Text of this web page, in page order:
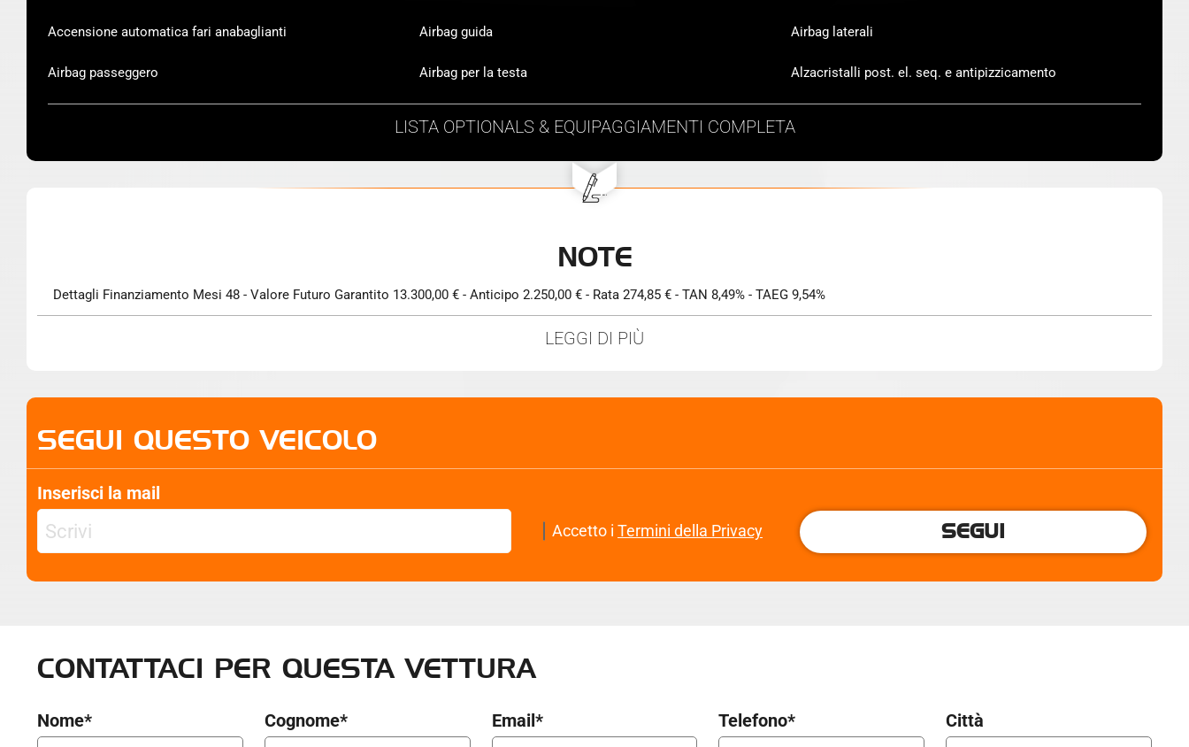
Accensione automatica fari anabaglianti Airbag guida Airbag laterali
Airbag passeggero Airbag per la testa Alzacristalli post. el. seq. e antipizzicamento
LISTAOPTIONALS & EQUIPAGGIAMENTI COMPLETA
NOTE
Dettagli Finanziamento Mesi 48 - Valore Futuro Garantito 13.300,00 € - Anticipo 2.250,00 € - Rata 274,85 € - TAN 8,49% - TAEG 9,54%
LEGGI DI PIÙ
SEGUI QUESTO VEICOLO
Inserisci la mail
Accetto i Termini della Privacy SEGUI
CONTATTACI PER QUESTA VETTURA
Nome* Cognome* Email* Telefono* Città